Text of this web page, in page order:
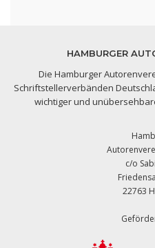
HAMBURGER
Die Hamburger
Schriftstellerverbänden
wichtiger und
c/o
22763